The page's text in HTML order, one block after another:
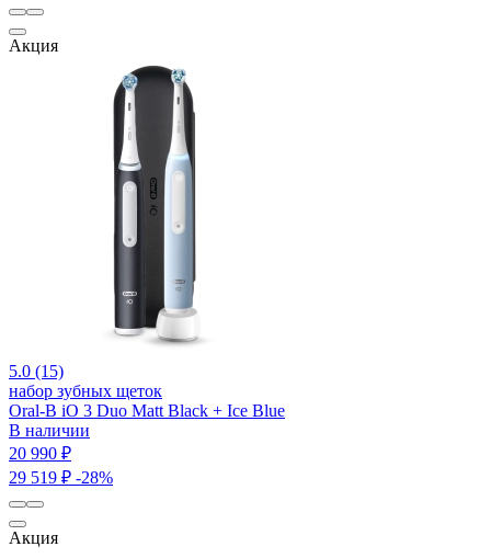
Акция
5.0 (15)
набор зубных щеток
Oral-B iO 3 Duo Matt Black + Ice Blue
В наличии
20 990 ₽
29 519 ₽ -28%
Акция